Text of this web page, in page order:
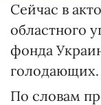
Сейчас в
областного
фонда
голодающих.
По словам